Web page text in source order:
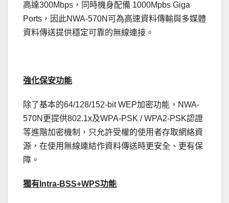
高達300Mbps，同時機身配備 1000Mpbs Giga
Ports，因此NWA-570N可為高速資料傳輸與多媒體
資料傳送提供穩定可靠的無線連接。
強化保安功能
除了基本的64/128/152-bit WEP加密功能，NWA-
570N更提供802.1x及WPA-PSK / WPA2-PSK認證
等進階加密機制，只允許受權的使用者存取網絡資
源，在使用無線連結作資料傳送時更安全、更有保
障。
獨有Intra-BSS+WPS功能